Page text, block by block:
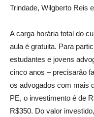
Trindade, Wilgberto Reis
A carga horária total do
aula é gratuita. Para
estudantes e jovens
cinco anos – precisarão
os advogados com mais
PE, o investimento é de
R$350. Do valor